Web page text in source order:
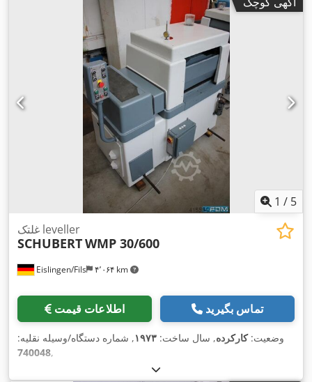
1 / 5
Eislingen/Fils ۴٬۰۶۴ km
غلتک leveller
SCHUBERTWMP 30/600
اطلاعات قیمت تماس بگیرید
وضعیت:کارکرده, سال ساخت: ۱۹۷۳, شماره دستگاه/وسیله نقلیه:
740048,